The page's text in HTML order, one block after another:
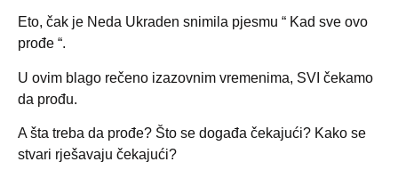
Eto, čak je Neda Ukraden snimila pjesmu “ Kad sve ovo
prođe “.
U ovim blago rečeno izazovnim vremenima, SVI čekamo
da prođu.
A šta treba da prođe? Što se događa čekajući? Kako se
stvari rješavaju čekajući?